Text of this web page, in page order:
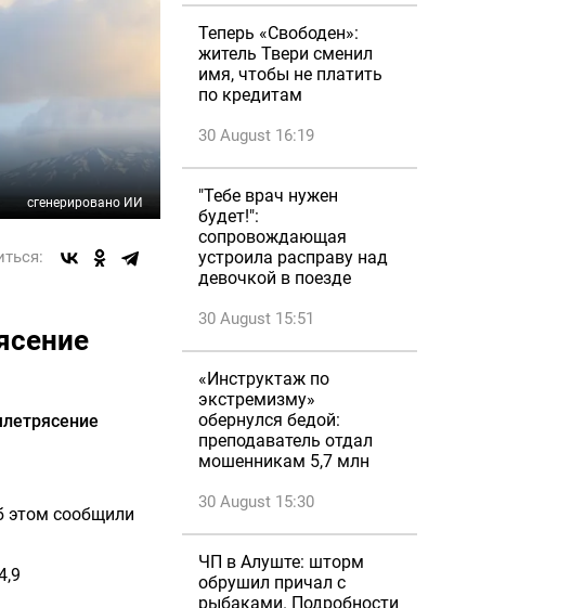
сгенерировано ИИ
этом сообщили
Теперь «Свободен»:
житель Твери сменил
имя, чтобы не платить
по кредитам
30 August 16:19
"Тебе врач нужен
будет!":
сопровождающая
устроила расправу над
девочкой в поезде
30 August 15:51
«Инструктаж по
экстремизму»
обернулся бедой:
преподаватель отдал
мошенникам 5,7 млн
30 August 15:30
ЧП в Алуште: шторм
обрушил причал с
рыбаками. Подробности